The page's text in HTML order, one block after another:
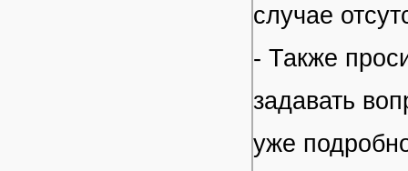
случае
- Также
задавать
уже